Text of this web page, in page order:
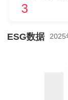
3
ESG数据 2025